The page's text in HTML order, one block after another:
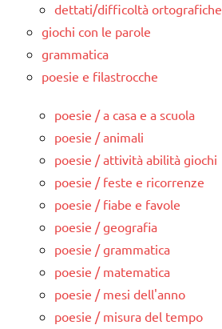
dettati/difficoltà ortografiche
giochi con le parole
grammatica
poesie e filastrocche
poesie / a casa e a scuola
poesie / animali
poesie / attività abilità giochi
poesie / feste e ricorrenze
poesie / fiabe e favole
poesie / geografia
poesie / grammatica
poesie / matematica
poesie / mesi dell'anno
poesie / misura del tempo